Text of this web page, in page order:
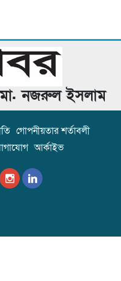
নজরুল ইসলাম
গোপনীয়তার শর্তাবলী
আর্কাইভ